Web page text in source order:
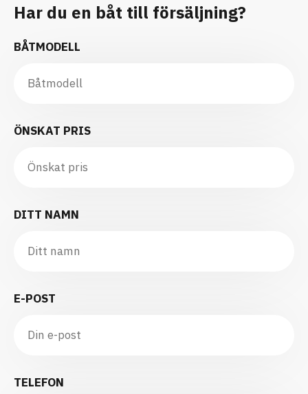
Har du en båt till försäljning?
BÅTMODELL
ÖNSKAT PRIS
DITT NAMN
E-POST
TELEFON